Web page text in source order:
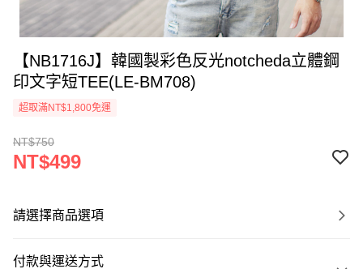
【NB1716J】韓國製彩色反光notcheda立體鋼
印文字短TEE(LE-BM708)
超取滿NT$1,800免運
NT$750
NT$499
請選擇商品選項
付款與運送方式